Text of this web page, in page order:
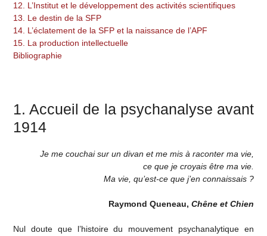
12. L’Institut et le développement des activités scientifiques
13. Le destin de la SFP
14. L’éclatement de la SFP et la naissance de l’APF
15. La production intellectuelle
Bibliographie
1. Accueil de la psychanalyse avant
1914
Je me couchai sur un divan et me mis à raconter ma vie,
ce que je croyais être ma vie.
Ma vie, qu’est-ce que j’en connaissais ?
Raymond Queneau, Chêne et Chien
Nul doute que l’histoire du mouvement psychanalytique en